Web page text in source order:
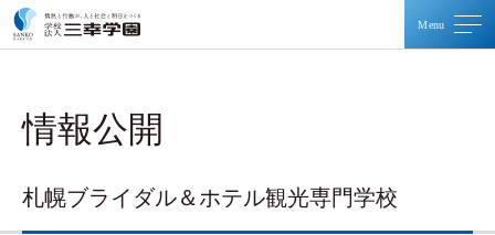
メ
メ
情報公開
札幌ブライダル＆ホテル観光専門学校